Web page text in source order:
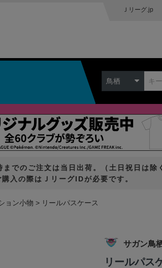
Ｊリーグ.jp
鳥栖
でのご注文は当日出荷。（土日祝日は除
購入の際はＪリーグIDが必要です。
ョン小物 リールパスケース
サガン鳥
リールパス